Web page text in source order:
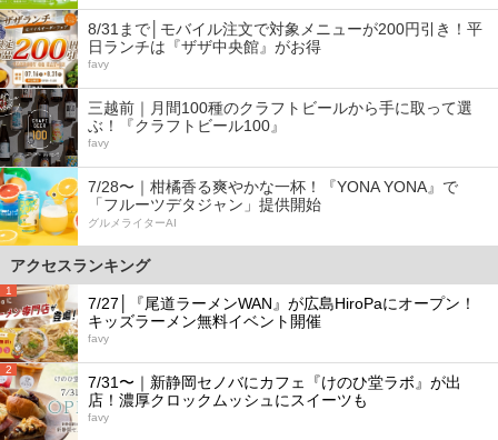
8/31まで│モバイル注文で対象メニューが200円引き！平
日ランチは『ザザ中央館』がお得
favy
三越前｜月間100種のクラフトビールから手に取って選
ぶ！『クラフトビール100』
favy
7/28〜｜柑橘香る爽やかな一杯！『YONA YONA』で
「フルーツデタジャン」提供開始
グルメライターAI
アクセスランキング
1
7/27│『尾道ラーメンWAN』が広島HiroPaにオープン！
キッズラーメン無料イベント開催
favy
2
7/31〜｜新静岡セノバにカフェ『けのひ堂ラボ』が出
店！濃厚クロックムッシュにスイーツも
favy